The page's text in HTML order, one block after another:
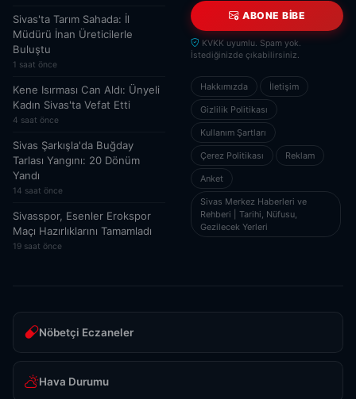
Sivas'ta Tarım Sahada: İl
Müdürü İnan Üreticilerle
Buluştu
1 saat önce
Kene Isırması Can Aldı: Ünyeli
Kadın Sivas'ta Vefat Etti
4 saat önce
Sivas Şarkışla'da Buğday
Tarlası Yangını: 20 Dönüm
Yandı
14 saat önce
Sivasspor, Esenler Erokspor
Maçı Hazırlıklarını Tamamladı
19 saat önce
ABONE BIBE
KVKK uyumlu. Spam yok.
İstediğinizde çıkabilirsiniz.
Hakkımızda İletişim
Gizlilik Politikası
Kullanım Şartları
Çerez Politikası Reklam
Anket
Sivas Merkez Haberleri ve
Rehberi | Tarihi, Nüfusu,
Gezilecek Yerleri
Nöbetçi Eczaneler
Hava Durumu